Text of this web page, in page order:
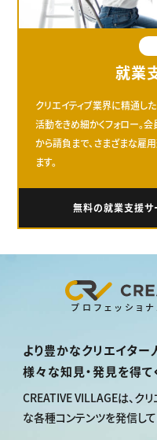
就業
クリエイティブ業界に精通し
活動をきめ細かくフォロー。
から請負まで、さまざまな雇
ます。
無料の就業支援サ
プロフェッショ
より豊かなクリエイター
様々な知見・発見を得て
CREATIVE VILLAGEは、 ク
な各種コンテンツを発信して